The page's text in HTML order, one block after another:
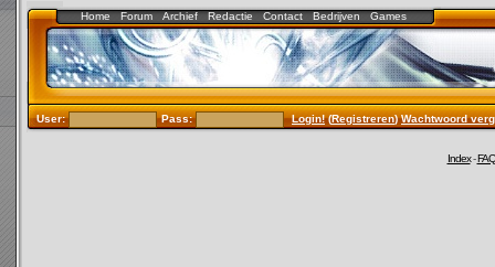
Home Forum Archief Redactie Contact Bedrijven Games
User: Pass: Login!(Registreren)Wachtwoord
Index-FAQ